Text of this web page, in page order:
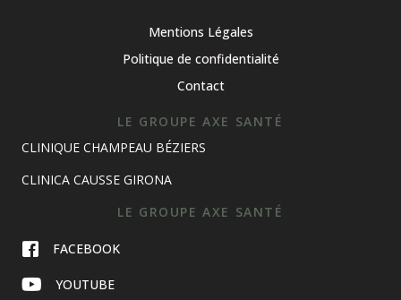
Mentions Légales
Politique de confidentialité
Contact
LE GROUPE AXE SANTÉ
CLINIQUE CHAMPEAU BÉZIERS
CLINICA CAUSSE GIRONA
LE GROUPE AXE SANTÉ
FACEBOOK
YOUTUBE